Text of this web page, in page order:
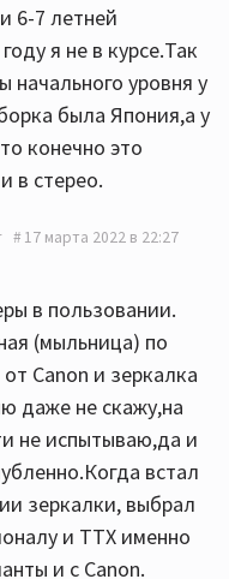
6-7 летней
я не в курсе.Так
уровня у
была Япония,а у
конечно это
в стерео.
17 марта 2022 в 22:27
в пользовании.
(мыльница) по
Canon и зеркалка
даже не скажу,на
не испытываю,да и
встал
зеркалки, выбрал
и ТТХ именно
и с Canon.